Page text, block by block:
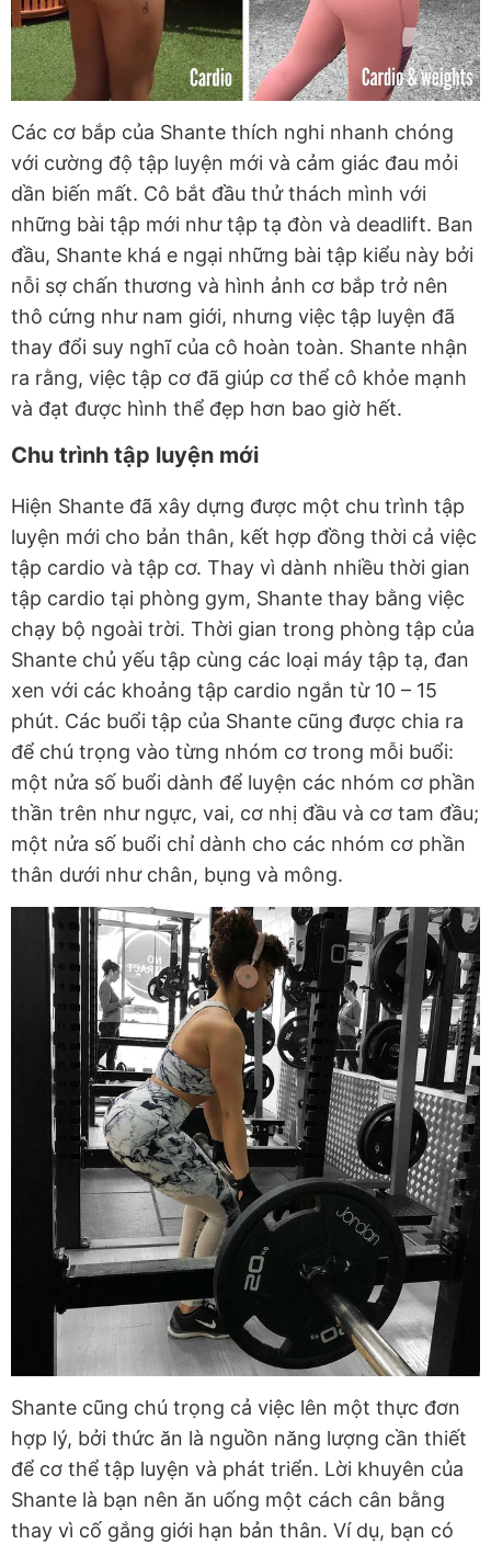
Các cơ bắp của Shante thích nghi nhanh chóng
với cường độ tập luyện mới và cảm giác đau mỏi
dần biến mất. Cô bắt đầu thử thách mình với
những bài tập mới như tập tạ đòn và deadlift. Ban
đầu, Shante khá e ngại những bài tập kiểu này bởi
nỗi sợ chấn thương và hình ảnh cơ bắp trở nên
thô cứng như nam giới, nhưng việc tập luyện đã
thay đổi suy nghĩ của cô hoàn toàn. Shante nhận
ra rằng, việc tập cơ đã giúp cơ thể cô khỏe mạnh
và đạt được hình thể đẹp hơn bao giờ hết.
Chu trình tập luyện mới
Hiện Shante đã xây dựng được một chu trình tập
luyện mới cho bản thân, kết hợp đồng thời cả việc
tập cardio và tập cơ. Thay vì dành nhiều thời gian
tập cardio tại phòng gym, Shante thay bằng việc
chạy bộ ngoài trời. Thời gian trong phòng tập của
Shante chủ yếu tập cùng các loại máy tập tạ, đan
xen với các khoảng tập cardio ngắn từ 10 – 15
phút. Các buổi tập của Shante cũng được chia ra
để chú trọng vào từng nhóm cơ trong mỗi buổi:
một nửa số buổi dành để luyện các nhóm cơ phần
thần trên như ngực, vai, cơ nhị đầu và cơ tam đầu;
một nửa số buổi chỉ dành cho các nhóm cơ phần
thân dưới như chân, bụng và mông.
Shante cũng chú trọng cả việc lên một thực đơn
hợp lý, bởi thức ăn là nguồn năng lượng cần thiết
để cơ thể tập luyện và phát triển. Lời khuyên của
Shante là bạn nên ăn uống một cách cân bằng
thay vì cố gắng giới hạn bản thân. Ví dụ, bạn có